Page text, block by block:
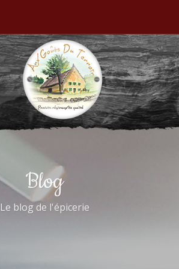
Blog
Le blog de l'épicerie